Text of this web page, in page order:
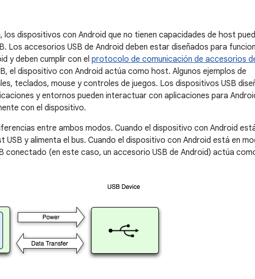
los dispositivos con Android que no tienen capacidades de host
Los accesorios USB de Android deben estar diseñados para
y deben cumplir con el protocolo de comunicación de accesorios
el dispositivo con Android actúa como host. Algunos ejemplos de
teclados, mouse y controles de juegos. Los dispositivos USB
y entornos pueden interactuar con aplicaciones para
con el dispositivo.
entre ambos modos. Cuando el dispositivo con Android
y alimenta el bus. Cuando el dispositivo con Android está en
conectado (en este caso, un accesorio USB de Android) actúa